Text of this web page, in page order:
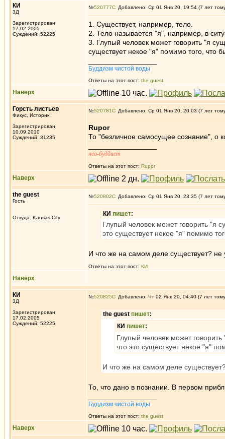
КИ
3Д
Зарегистрирован:
17.02.2005
Суждений: 52225
№520777 Добавлено: Ср 01 Янв 20, 19:54 (7 лет
1. Существует, например, тело.
2. Тело называется "я", например, в
3. Глупый человек может говорить "я
существует некое "я" помимо того, что
Буддизм чистой воды
Ответы на этот пост: the guest
Наверх
Горсть листьев
Фикус, Историк
Зарегистрирован:
10.09.2010
Суждений: 31235
№520781 Добавлено: Ср 01 Янв 20, 20:03 (7 лет
Rupor
То "безличное самосущее сознание", о
нео-буддист
Ответы на этот пост: Rupor
Наверх
the guest
Гость
Откуда: Kansas City
№520802 Добавлено: Ср 01 Янв 20, 23:35 (7 лет
КИ пишет:
Глупый человек может говорить "я
это существует некое "я" помимо
И что же на самом деле существует? не
Ответы на этот пост: КИ
Наверх
КИ
3Д
Зарегистрирован:
17.02.2005
Суждений: 52225
№520825 Добавлено: Чт 02 Янв 20, 04:40 (7 лет
the guest пишет:
КИ пишет:
Глупый человек может
что это существует некое "я"
И что же на самом деле
То, что дано в познании. В первом
Буддизм чистой воды
Ответы на этот пост: the guest
Наверх